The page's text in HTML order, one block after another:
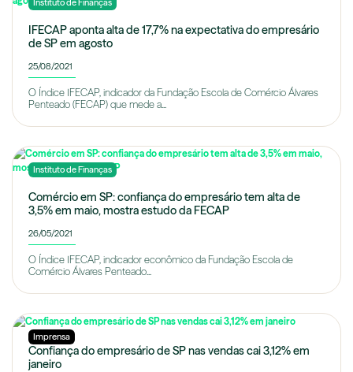
Instituto de Finanças
IFECAP aponta alta de 17,7% na expectativa do empresário
de SP em agosto
25/08/2021
O Índice IFECAP, indicador da Fundação Escola de Comércio Álvares
Penteado (FECAP) que mede a...
Instituto de Finanças
Comércio em SP: confiança do empresário tem alta de
3,5% em maio, mostra estudo da FECAP
26/05/2021
O Índice IFECAP, indicador econômico da Fundação Escola de
Comércio Álvares Penteado...
Imprensa
Confiança do empresário de SP nas vendas cai 3,12% em
janeiro